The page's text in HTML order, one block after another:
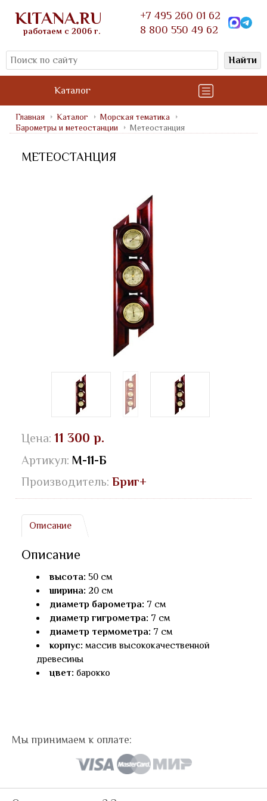
KITANA.RU
работаем с 2006 г.
+7 495 260 01 62
8 800 550 49 62
Найти
Каталог
Главная Каталог
Морская тематика
Барометры и метеостанции
Метеостанция
МЕТЕОСТАНЦИЯ
Цена: 11 300 р.
Артикул: М-11-Б
Производитель: Бриг+
Описание
Описание
высота: 50 см
ширина: 20 см
диаметр барометра: 7 см
диаметр гигрометра: 7 см
диаметр термометра: 7 см
корпус: массив высококачественной
древесины
цвет: барокко
Мы принимаем к оплате: